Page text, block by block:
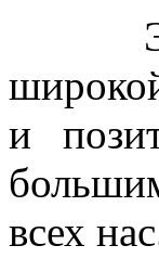
Это
и
всех